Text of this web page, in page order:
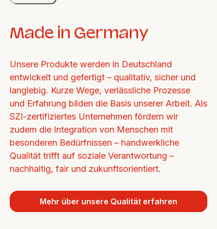
Made in Germany
Unsere Produkte werden in Deutschland
entwickelt und gefertigt – qualitativ, sicher und
langlebig. Kurze Wege, verlässliche Prozesse
und Erfahrung bilden die Basis unserer Arbeit. Als
SZI-zertifiziertes Unternehmen fördern wir
zudem die Integration von Menschen mit
besonderen Bedürfnissen – handwerkliche
Qualität trifft auf soziale Verantwortung –
nachhaltig, fair und zukunftsorientiert.
Mehr über unsere Qualität erfahren